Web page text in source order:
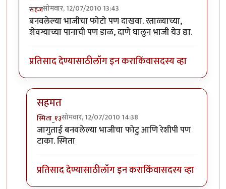
सहजसोमवार, 12/07/2010 13:43
बनवलेल्या भाजीचा फोटो पण दाखवा. रताळ्याच्या,
शेवग्याच्या पानाची पण डाळ, दाणे घालुन भाजी येउ द्या.
प्रतिसाद देण्यासाठीलॉग इन कराकिंवासदस्य व्हा
सहमत
स्मिता_१३सोमवार, 12/07/2010 14:38
In reply to:-)byसहज
जागुताई बनवलेल्या भाजीचा फोटु आणि रेशीपी पण
टाका. स्मिता
प्रतिसाद देण्यासाठीलॉग इन कराकिंवासदस्य व्हा